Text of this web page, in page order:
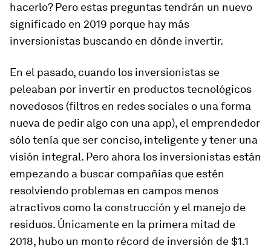
hacerlo? Pero estas preguntas tendrán un nuevo
significado en 2019 porque hay más
inversionistas buscando en dónde invertir.
En el pasado, cuando los inversionistas se
peleaban por invertir en productos tecnológicos
novedosos (filtros en redes sociales o una forma
nueva de pedir algo con una app), el emprendedor
sólo tenía que ser conciso, inteligente y tener una
visión integral. Pero ahora los inversionistas están
empezando a buscar compañías que estén
resolviendo problemas en campos menos
atractivos como la construcción y el manejo de
residuos. Únicamente en la primera mitad de
2018, hubo un monto récord de inversión de $1.1